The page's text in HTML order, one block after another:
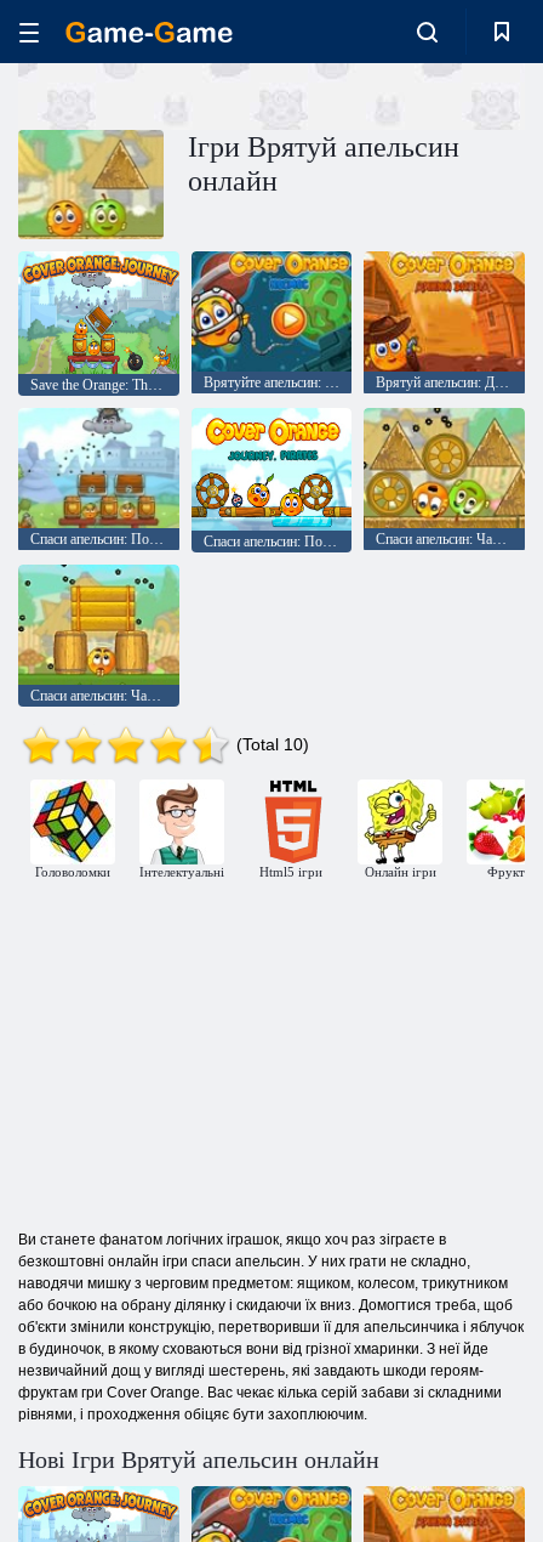
Ігри Врятуй апельсин
онлайн
Save the Orange: The Journey Врятуйте апельсин: Космос Врятуй апельсин: Дикий захід
Спаси апельсин: Подорож лицарів Спаси апельсин: Подорож. Пірати Спаси апельсин: Частина 1
Спаси апельсин: Частина 2
(Total 10)
Головоломки Інтелектуальні Html5 ігри Онлайн ігри Фрукти
Ви станете фанатом логічних іграшок, якщо хоч раз зіграєте в
безкоштовні онлайн ігри спаси апельсин. У них грати не складно,
наводячи мишку з черговим предметом: ящиком, колесом, трикутником
або бочкою на обрану ділянку і скидаючи їх вниз. Домогтися треба, щоб
об'єкти змінили конструкцію, перетворивши її для апельсинчика і яблучок
в будиночок, в якому сховаються вони від грізної хмаринки. З неї йде
незвичайний дощ у вигляді шестерень, які завдають шкоди героям-
фруктам гри Cover Orange. Вас чекає кілька серій забави зі складними
рівнями, і проходження обіцяє бути захоплюючим.
Нові Ігри Врятуй апельсин онлайн